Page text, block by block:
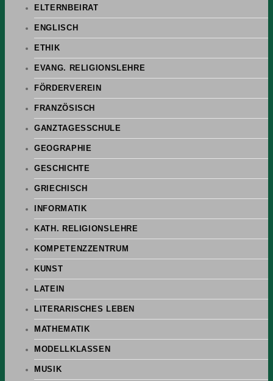
ELTERNBEIRAT
ENGLISCH
ETHIK
EVANG. RELIGIONSLEHRE
FÖRDERVEREIN
FRANZÖSISCH
GANZTAGESSCHULE
GEOGRAPHIE
GESCHICHTE
GRIECHISCH
INFORMATIK
KATH. RELIGIONSLEHRE
KOMPETENZZENTRUM
KUNST
LATEIN
LITERARISCHES LEBEN
MATHEMATIK
MODELLKLASSEN
MUSIK